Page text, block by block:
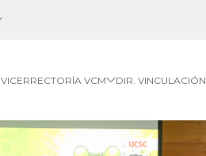
VICERRECTORÍA VCM DIR. VINCULACIÓN